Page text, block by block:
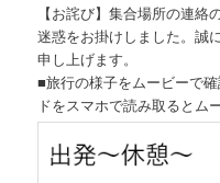
【お詫び】集合場所の連
迷惑をお掛けしました。誠
申し上げます。
■旅行の様子をムービーで
ドをスマホで読み取るとム